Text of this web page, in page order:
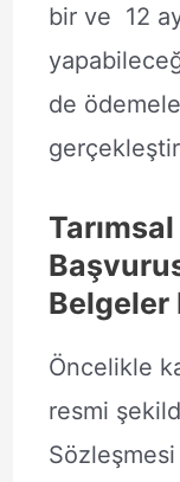
bir ve 12
de
Belgeler
Öncelikle
resmi